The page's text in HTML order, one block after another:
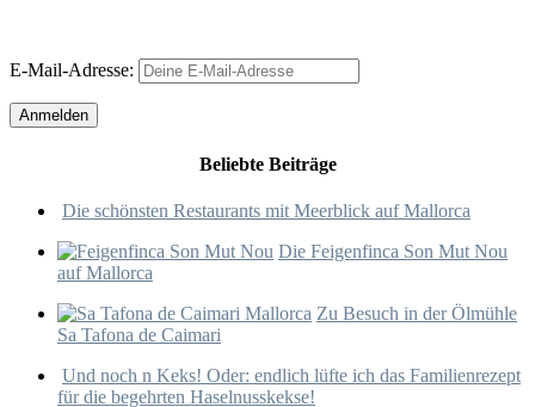
E-Mail-Adresse:
Beliebte Beiträge
Die schönsten Restaurants mit Meerblick auf Mallorca
Die Feigenfinca Son Mut Nou
auf Mallorca
Zu Besuch in der Ölmühle
Sa Tafona de Caimari
Und noch n Keks! Oder: endlich lüfte ich das Familienrezept
für die begehrten Haselnusskekse!